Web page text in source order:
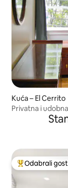
Kuća – El Cerrito
Privatna i
Među najviše
Odabrali